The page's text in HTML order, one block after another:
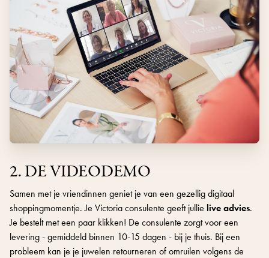
2. DE VIDEODEMO
Samen met je vriendinnen geniet je van een gezellig digitaal
shoppingmomentje. Je Victoria consulente geeft jullie live advies.
Je bestelt met een paar klikken! De consulente zorgt voor een
levering - gemiddeld binnen 10-15 dagen - bij je thuis. Bij een
probleem kan je je juwelen retourneren of omruilen volgens de